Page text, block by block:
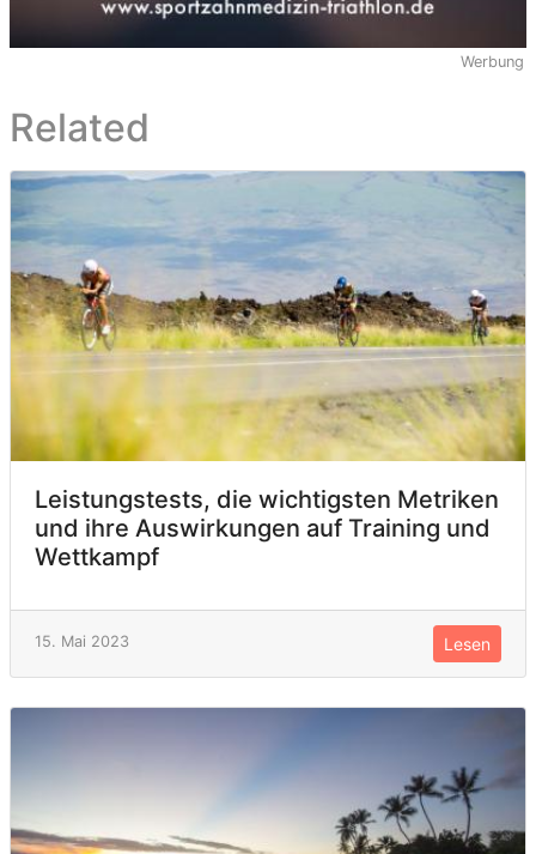
Werbung
Related
Leistungstests, die wichtigsten Metriken
und ihre Auswirkungen auf Training und
Wettkampf
15. Mai 2023 Lesen